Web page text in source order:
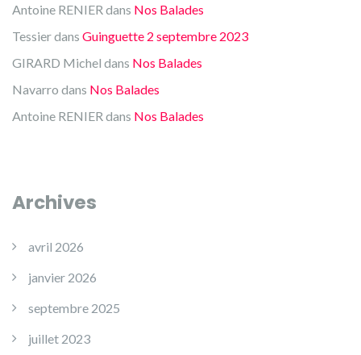
Antoine RENIER dans Nos Balades
Tessierdans Guinguette 2 septembre 2023
GIRARD Michel dans Nos Balades
Navarro dans Nos Balades
Antoine RENIER dans Nos Balades
Archives
avril 2026
janvier 2026
septembre 2025
juillet 2023